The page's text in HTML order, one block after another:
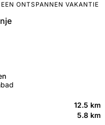
ONTSPANNEN VAKANTIE
12.5 km
5.8 km